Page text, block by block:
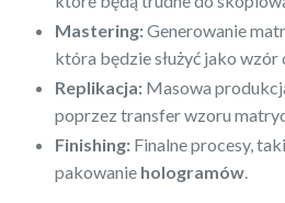
Mastering:Generowanie
która będzie służyć jako wzór
Replikacja: Masowa
poprzez transfer wzoru
Finishing: Finalne procesy,
pakowanie hologramów